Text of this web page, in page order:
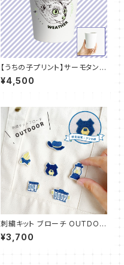
【うちの子プリント】サーモタンブ
ラー 保温 保冷 カップホルダー
ステンレス 結露しにくい：UT-P
¥4,500
刺繍キット ブローチ OUTDOO
R：KT_B01
¥3,700